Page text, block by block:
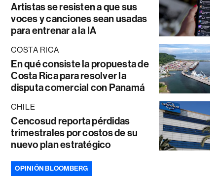
Artistas se resisten a que sus
voces y canciones sean usadas
para entrenar a la IA
COSTA RICA
En qué consiste la propuesta de
Costa Rica para resolver la
disputa comercial con Panamá
CHILE
Cencosud reporta pérdidas
trimestrales por costos de su
nuevo plan estratégico
OPINIÓN BLOOMBERG